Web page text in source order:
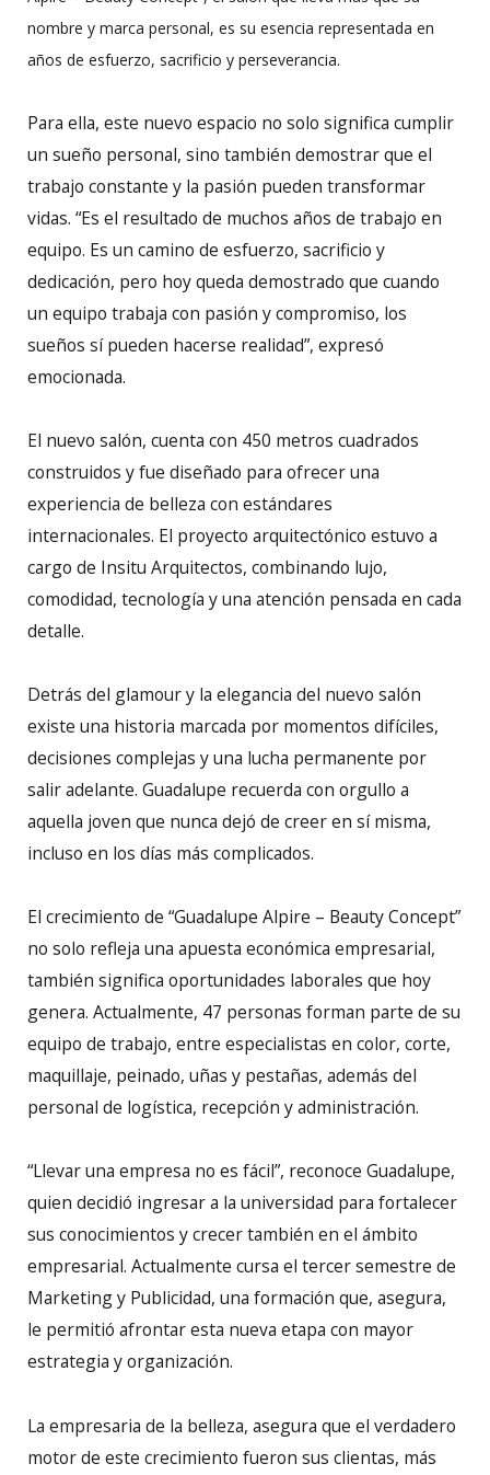
nombre y marca personal, es su esencia representada en
años de esfuerzo, sacrificio y perseverancia.
Para ella, este nuevo espacio no solo significa cumplir
un sueño personal, sino también demostrar que el
trabajo constante y la pasión pueden transformar
vidas. “Es el resultado de muchos años de trabajo en
equipo. Es un camino de esfuerzo, sacrificio y
dedicación, pero hoy queda demostrado que cuando
un equipo trabaja con pasión y compromiso, los
sueños sí pueden hacerse realidad”, expresó
emocionada.
El nuevo salón, cuenta con 450 metros cuadrados
construidos y fue diseñado para ofrecer una
experiencia de belleza con estándares
internacionales. El proyecto arquitectónico estuvo a
cargo de Insitu Arquitectos, combinando lujo,
comodidad, tecnología y una atención pensada en cada
detalle.
Detrás del glamour y la elegancia del nuevo salón
existe una historia marcada por momentos difíciles,
decisiones complejas y una lucha permanente por
salir adelante. Guadalupe recuerda con orgullo a
aquella joven que nunca dejó de creer en sí misma,
incluso en los días más complicados.
El crecimiento de “Guadalupe Alpire – Beauty Concept”
no solo refleja una apuesta económica empresarial,
también significa oportunidades laborales que hoy
genera. Actualmente, 47 personas forman parte de su
equipo de trabajo, entre especialistas en color, corte,
maquillaje, peinado, uñas y pestañas, además del
personal de logística, recepción y administración.
“Llevar una empresa no es fácil”, reconoce Guadalupe,
quien decidió ingresar a la universidad para fortalecer
sus conocimientos y crecer también en el ámbito
empresarial. Actualmente cursa el tercer semestre de
Marketing y Publicidad, una formación que, asegura,
le permitió afrontar esta nueva etapa con mayor
estrategia y organización.
La empresaria de la belleza, asegura que el verdadero
motor de este crecimiento fueron sus clientas, más